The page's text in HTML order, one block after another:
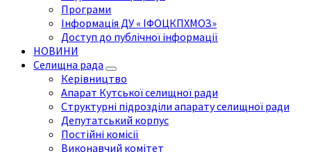
Програми
Інформація ДУ « ІФОЦКПХМОЗ»
Доступ до публічної інформації
НОВИНИ
Селищна рада
Керівництво
Апарат Кутської селищної ради
Структурні підрозділи апарату селищної ради
Депутатський корпус
Постійні комісії
Виконавчий комітет